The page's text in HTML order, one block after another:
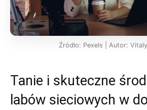
Źródło: Pexels | Autor:
Tanie i skuteczne
labów sieciowych w